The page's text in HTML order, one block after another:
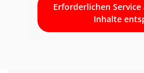
Erforderlichen
Inhalte